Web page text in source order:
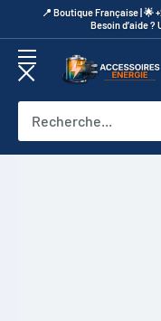
au
contenu
​📍​ Boutique Française | 🌟
Besoin d’aide ?
Accessoires